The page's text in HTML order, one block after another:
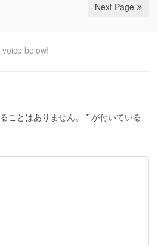
Next Page
below!
ことはありません。 * が付いている